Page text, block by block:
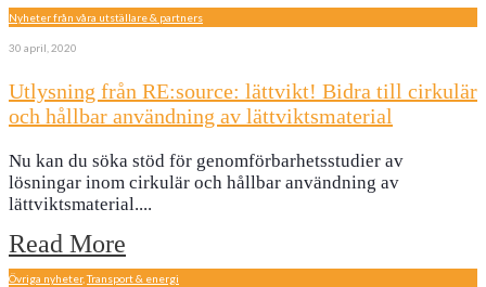
Nyheter från våra utställare & partners
30 april, 2020
Utlysning från RE:source: lättvikt! Bidra till cirkulär
och hållbar användning av lättviktsmaterial
Nu kan du söka stöd för genomförbarhetsstudier av
lösningar inom cirkulär och hållbar användning av
lättviktsmaterial....
Read More
Övriga nyheter,Transport & energi